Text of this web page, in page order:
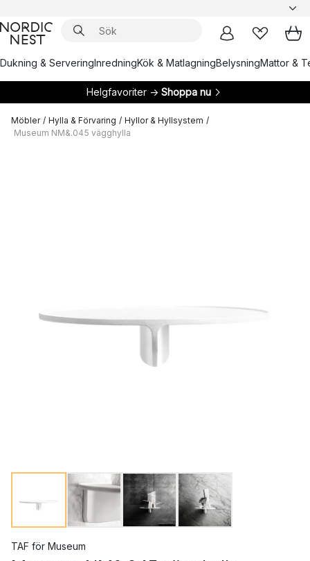
Dukning & ServeringInredningKök & MatlagningBelysningMattor &
Helgfavoriter → Shoppa nu
Möbler / Hylla & Förvaring / Hyllor & Hyllsystem /
Museum NM&.045 vägghylla
TAF för Museum